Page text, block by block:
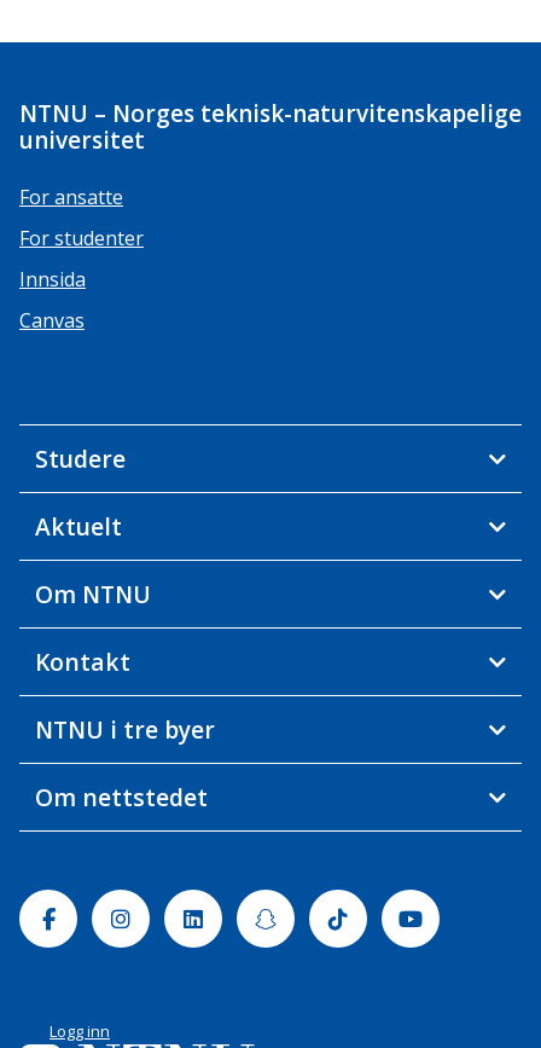
NTNU – Norges teknisk-naturvitenskapelige
universitet
For ansatte
For studenter
Innsida
Canvas
Studere
Aktuelt
Om NTNU
Kontakt
NTNU i tre byer
Om nettstedet
FacebookInstagramLinkedinSnapchatTiktok Youtube
Logg inn